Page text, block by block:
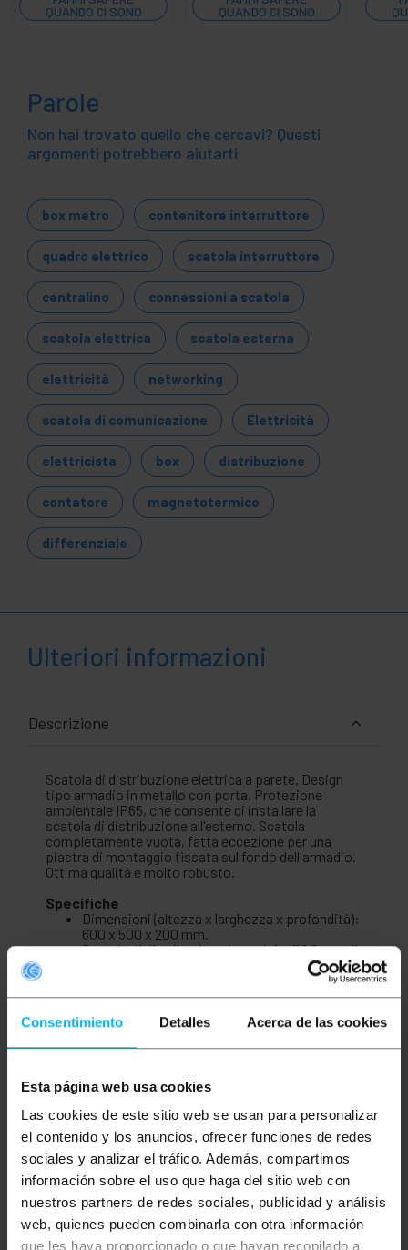
Consentimiento Detalles Acerca de las cookies
Esta página web usa cookies
Las cookies de este sitio web se usan para personalizar
el contenido y los anuncios, ofrecer funciones de redes
sociales y analizar el tráfico. Además, compartimos
información sobre el uso que haga del sitio web con
nuestros partners de redes sociales, publicidad y análisis
web, quienes pueden combinarla con otra información
que les haya proporcionado o que hayan recopilado a
QUANDO CI SONO
SCORTE
QUANDO CI SONO
SCORTE
Parole
Non hai trovato quello che cercavi? Questi
argomenti potrebbero aiutarti
box metro contenitore interruttore
quadro elettrico scatola interruttore
centralino connessioni a scatola
scatola elettrica scatola esterna
elettricità networking
scatola di comunicazione Elettricità
elettricista box distribuzione
contatore magnetotermico
differenziale
Ulteriori informazioni
Descrizione
Scatola di distribuzione elettrica a parete. Design
tipo armadio in metallo con porta. Protezione
ambientale IP65, che consente di installare la
scatola di distribuzione all'esterno. Scatola
completamente vuota, fatta eccezione per una
piastra di montaggio fissata sul fondo dell'armadio.
Ottima qualità e molto robusto.
Specifiche
Dimensioni (altezza x larghezza x profondità):
600 x 500 x 200 mm.
Scatola di distribuzione in acciaio di 1,2 mm di
Ha due chiusure a un quarto di giro. Viene
Lamiera di acciaio zincato spessore 2 mm,
dotazione.
porta per garantire la tenuta.
Protezione ambientale IP65, contro umidità e
acqua.
Misure e pesi